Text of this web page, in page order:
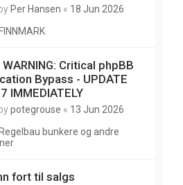
Per Hansen « 18 Jun 2026
FINNMARK
WARNING: Critical phpBB
Bypass - UPDATE
IMMEDIATELY
potegrouse « 13 Jun 2026
Regelbau bunkere og andre
fort til salgs